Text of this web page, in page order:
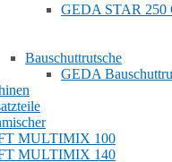
GEDA STAR 250
Bauschuttrutsche
GEDA
MULTIMIX 100
MULTIMIX 140